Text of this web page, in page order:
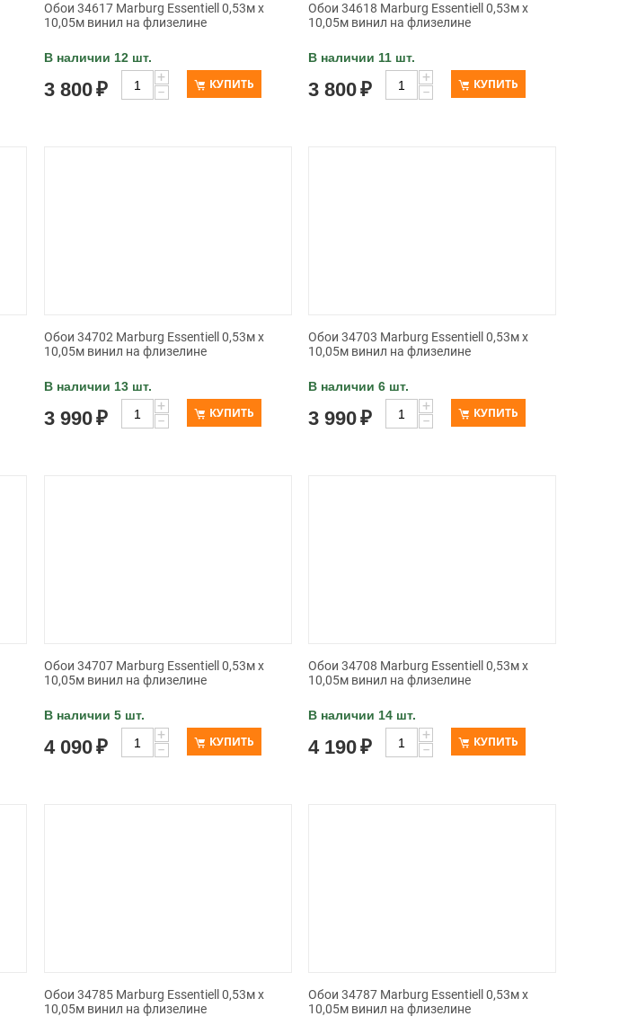
Обои 34617 Marburg Essentiell 0,53м х
10,05м винил на флизелине
В наличии 12 шт.
3 800₽
+
−
КУПИТЬ
Обои 34618 Marburg Essentiell 0,53м х
10,05м винил на флизелине
В наличии 11 шт.
3 800₽
+
−
КУПИТЬ
Обои 34702 Marburg Essentiell 0,53м х
10,05м винил на флизелине
В наличии 13 шт.
3 990₽
+
−
КУПИТЬ
Обои 34703 Marburg Essentiell 0,53м х
10,05м винил на флизелине
В наличии 6 шт.
3 990₽
+
−
КУПИТЬ
Обои 34707 Marburg Essentiell 0,53м х
10,05м винил на флизелине
В наличии 5 шт.
4 090₽
+
−
КУПИТЬ
Обои 34708 Marburg Essentiell 0,53м х
10,05м винил на флизелине
В наличии 14 шт.
4 190₽
+
−
КУПИТЬ
Обои 34785 Marburg Essentiell 0,53м х
10,05м винил на флизелине
Обои 34787 Marburg Essentiell 0,53м х
10,05м винил на флизелине